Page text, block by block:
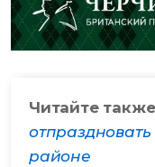
Читайте
районе